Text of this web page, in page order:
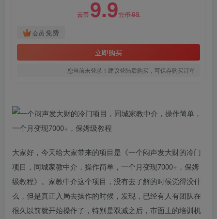
云币 9.9云币99
会员 免费
立即购买
您当前未登录！建议登陆后购买，可保存购买订单
大家好，今天给大家带来的项目是《一个闷声发大财的冷门
项目，同城家教中介，操作简单，一个月变现7000+，保姆
级教程》。家教中介这个项目，没有去了解的时候觉得没什
么，但是真正入局去操作的时候，发现，已经有人有团队在
很久以前就开始操作了，特别是双减之后，市面上的培训机